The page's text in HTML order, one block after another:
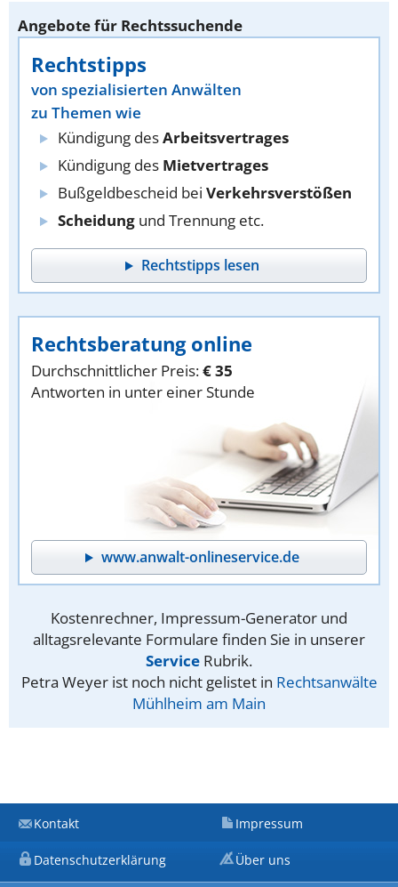
Angebote für Rechtssuchende
Rechtstipps
von spezialisierten Anwälten
zu Themen wie
Kündigung desArbeitsvertrages
Kündigung des Mietvertrages
Bußgeldbescheid bei Verkehrsverstößen
Scheidung und Trennung etc.
Rechtstipps lesen
Rechtsberatung online
Durchschnittlicher Preis:€ 35
Antworten in unter einer Stunde
www.anwalt-onlineservice.de
Kostenrechner, Impressum-Generator und
alltagsrelevante Formulare finden Sie in unserer
Service Rubrik.
Petra Weyer ist noch nicht gelistet in Rechtsanwälte
Mühlheim am Main
Kontakt Impressum
Datenschutzerklärung Über uns